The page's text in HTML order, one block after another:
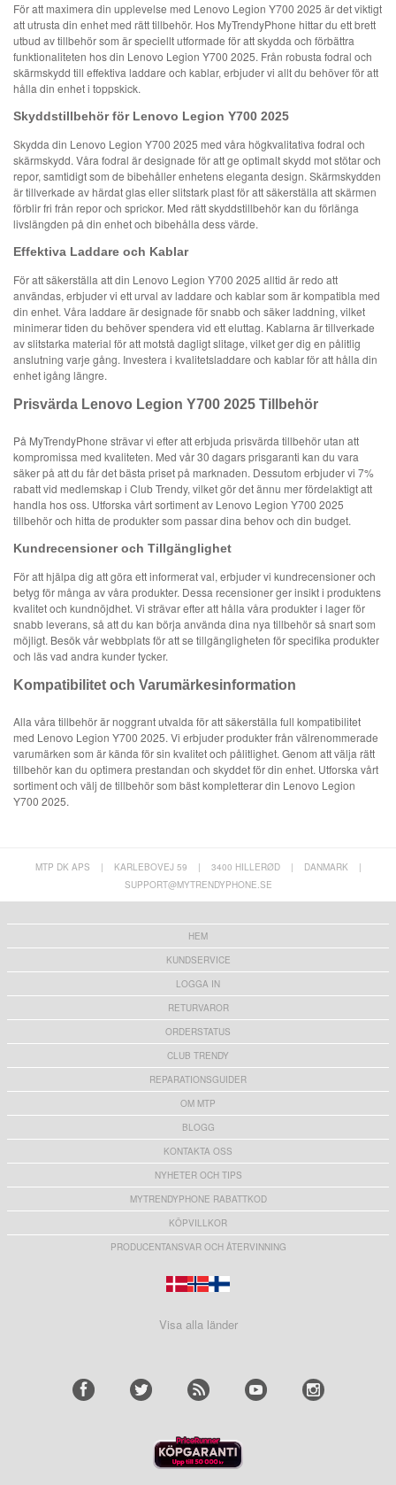
För att maximera din upplevelse med Lenovo Legion Y700 2025 är det viktigt
att utrusta din enhet med rätt tillbehör. Hos MyTrendyPhone hittar du ett brett
utbud av tillbehör som är speciellt utformade för att skydda och förbättra
funktionaliteten hos din Lenovo Legion Y700 2025. Från robusta fodral och
skärmskydd till effektiva laddare och kablar, erbjuder vi allt du behöver för att
hålla din enhet i toppskick.
Skyddstillbehör för Lenovo Legion Y700 2025
Skydda din Lenovo Legion Y700 2025 med våra högkvalitativa fodral och
skärmskydd. Våra fodral är designade för att ge optimalt skydd mot stötar och
repor, samtidigt som de bibehåller enhetens eleganta design. Skärmskydden
är tillverkade av härdat glas eller slitstark plast för att säkerställa att skärmen
förblir fri från repor och sprickor. Med rätt skyddstillbehör kan du förlänga
livslängden på din enhet och bibehålla dess värde.
Effektiva Laddare och Kablar
För att säkerställa att din Lenovo Legion Y700 2025 alltid är redo att
användas, erbjuder vi ett urval av laddare och kablar som är kompatibla med
din enhet. Våra laddare är designade för snabb och säker laddning, vilket
minimerar tiden du behöver spendera vid ett eluttag. Kablarna är tillverkade
av slitstarka material för att motstå dagligt slitage, vilket ger dig en pålitlig
anslutning varje gång. Investera i kvalitetsladdare och kablar för att hålla din
enhet igång längre.
Prisvärda Lenovo Legion Y700 2025 Tillbehör
På MyTrendyPhone strävar vi efter att erbjuda prisvärda tillbehör utan att
kompromissa med kvaliteten. Med vår 30 dagars prisgaranti kan du vara
säker på att du får det bästa priset på marknaden. Dessutom erbjuder vi 7%
rabatt vid medlemskap i Club Trendy, vilket gör det ännu mer fördelaktigt att
handla hos oss. Utforska vårt sortiment av Lenovo Legion Y700 2025
tillbehör och hitta de produkter som passar dina behov och din budget.
Kundrecensioner och Tillgänglighet
För att hjälpa dig att göra ett informerat val, erbjuder vi kundrecensioner och
betyg för många av våra produkter. Dessa recensioner ger insikt i produktens
kvalitet och kundnöjdhet. Vi strävar efter att hålla våra produkter i lager för
snabb leverans, så att du kan börja använda dina nya tillbehör så snart som
möjligt. Besök vår webbplats för att se tillgängligheten för specifika produkter
och läs vad andra kunder tycker.
Kompatibilitet och Varumärkesinformation
Alla våra tillbehör är noggrant utvalda för att säkerställa full kompatibilitet
med Lenovo Legion Y700 2025. Vi erbjuder produkter från välrenommerade
varumärken som är kända för sin kvalitet och pålitlighet. Genom att välja rätt
tillbehör kan du optimera prestandan och skyddet för din enhet. Utforska vårt
sortiment och välj de tillbehör som bäst kompletterar din Lenovo Legion
Y700 2025.
MTP DK APS | KARLEBOVEJ 59 | 3400 HILLERØD | DANMARK
|
SUPPORT@MYTRENDYPHONE.SE
HEM
KUNDSERVICE
LOGGA IN
RETURVAROR
ORDERSTATUS
CLUB TRENDY
REPARATIONSGUIDER
OM MTP
BLOGG
KONTAKTA OSS
NYHETER OCH TIPS
MYTRENDYPHONE RABATTKOD
KÖPVILLKOR
PRODUCENTANSVAR OCH ÅTERVINNING
Visa alla länder